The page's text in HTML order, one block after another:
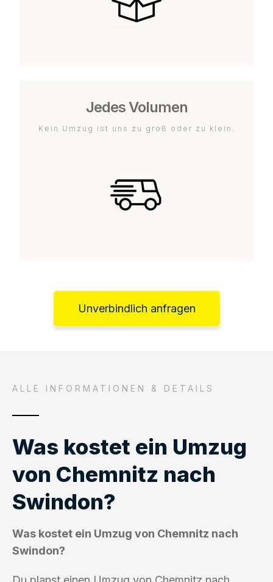
Jedes Volumen
Kein Umzug ist uns zu groß oder zu klein.
Unverbindlich anfragen
ALLE INFORMATIONEN & DETAILS
Was kostet ein Umzug
von Chemnitz nach
Swindon?
Was kostet ein Umzug von Chemnitz nach
Swindon?